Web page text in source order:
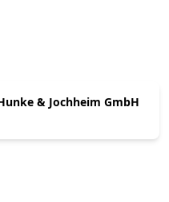
& Jochheim GmbH